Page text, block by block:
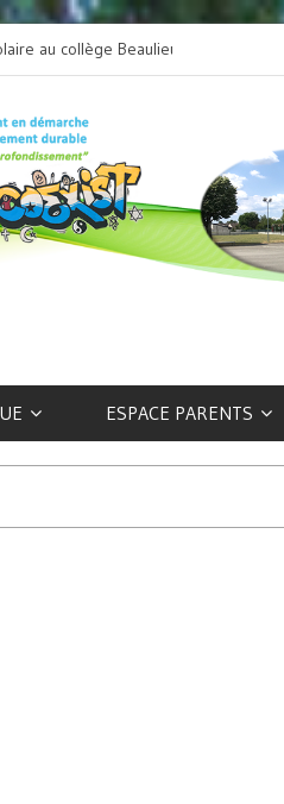
au collège Beaulieu
ESPACE PARENTS